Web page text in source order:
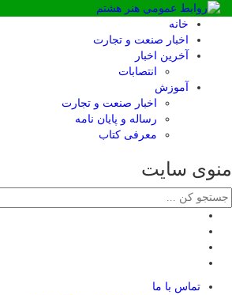
خانه
اخبار صنعت و تجارت
آخرین اخبار
انتصابات
آموزش
اخبار صنعت و تجارت
رساله و پایان نامه
معرفی کتاب
منوی سایت
تماس با ما